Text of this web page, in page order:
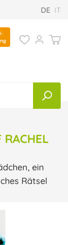
DE IT
RACHEL
ein
Rätsel